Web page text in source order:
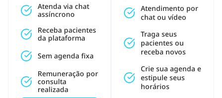
Atenda via chat
assíncrono
Receba pacientes
da plataforma
Sem agenda fixa
Remuneração por
consulta
realizada
Atendimento por
chat ou vídeo
Traga seus
pacientes ou
receba novos
Crie sua agenda e
estipule seus
horários